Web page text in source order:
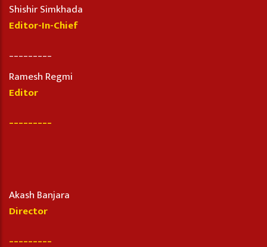
Shishir Simkhada
Editor-In-Chief
Ramesh Regmi
Editor
_________
Akash Banjara
Director
_________